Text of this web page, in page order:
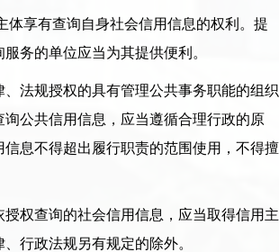
享有查询自身社会信用信息的权利。提
务的单位应当为其提供便利。
规授权的具有管理公共事务职能的组织
询公共信用信息，应当遵循合理行政的原
信息不得超出履行职责的范围使用，不得擅
查询的社会信用信息，应当取得信用主
行政法规另有规定的除外。